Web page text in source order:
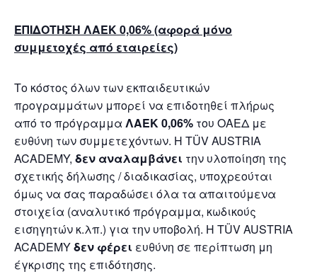
ΕΠΙΔΟΤΗΣΗ ΛΑΕΚ 0,06% (αφορά μόνο
συμμετοχές από εταιρείες)
Το κόστος όλων των εκπαιδευτικών
προγραμμάτων μπορεί να επιδοτηθεί πλήρως
από το πρόγραμμα ΛΑΕΚ 0,06% του ΟΑΕΔ με
ευθύνη των συμμετεχόντων. Η TÜV AUSTRIA
ACADEMY, δεν αναλαμβάνει την υλοποίηση της
σχετικής δήλωσης / διαδικασίας, υποχρεούται
όμως να σας παραδώσει όλα τα απαιτούμενα
στοιχεία (αναλυτικό πρόγραμμα, κωδικούς
εισηγητών κ.λπ.) για την υποβολή. Η TÜV AUSTRIA
ACADEMYδεν φέρει ευθύνη σε περίπτωση μη
έγκρισης της επιδότησης.